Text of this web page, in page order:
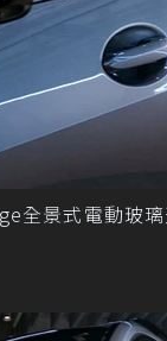
全景式電動玻